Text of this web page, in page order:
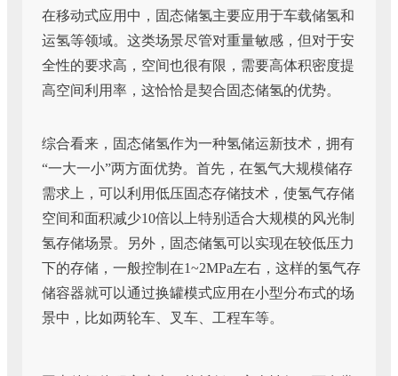
在移动式应用中，固态储氢主要应用于车载储氢和
运氢等领域。这类场景尽管对重量敏感，但对于安
全性的要求高，空间也很有限，需要高体积密度提
高空间利用率，这恰恰是契合固态储氢的优势。
综合看来，固态储氢作为一种氢储运新技术，拥有
“一大一小”两方面优势。首先，在氢气大规模储存
需求上，可以利用低压固态存储技术，使氢气存储
空间和面积减少10倍以上特别适合大规模的风光制
氢存储场景。另外，固态储氢可以实现在较低压力
下的存储，一般控制在1~2MPa左右，这样的氢气存
储容器就可以通过换罐模式应用在小型分布式的场
景中，比如两轮车、叉车、工程车等。